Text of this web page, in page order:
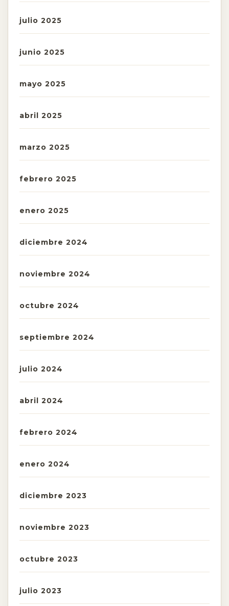
julio 2025
junio 2025
mayo 2025
abril 2025
marzo 2025
febrero 2025
enero 2025
diciembre 2024
noviembre 2024
octubre 2024
septiembre 2024
julio 2024
abril 2024
febrero 2024
enero 2024
diciembre 2023
noviembre 2023
octubre 2023
julio 2023